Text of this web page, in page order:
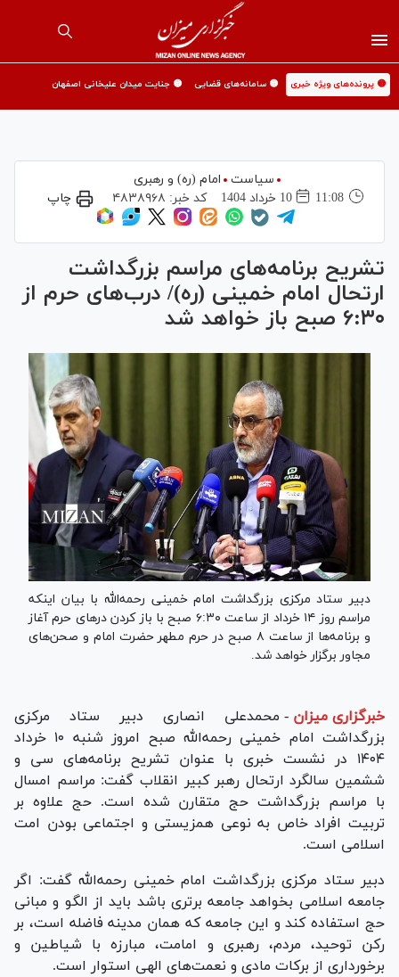
🟡 پرونده‌های ویژه خبری 🟡 سامانه‌های قضایی 🟡 جنایت میدان علیخانی اصفهان
سیاست
امام (ره) و رهبری
11:08
10 خرداد 1404 کد خبر: ۴۸۳۸۹۶۸ چاپ
تشریح برنامه‌های مراسم بزرگداشت
ارتحال امام خمینی (ره)/ درب‌های حرم از
۶:۳۰ صبح باز خواهد شد
دبیر ستاد مرکزی بزرگداشت امام خمینی رحمه‌الله با بیان اینکه
مراسم روز ۱۴ خرداد از ساعت ۶:۳۰ صبح با باز کردن در‌های حرم آغاز
و برنامه‌ها از ساعت ۸ صبح در حرم مطهر حضرت امام و صحن‌های
مجاور برگزار خواهد شد.
خبرگزاری میزان - محمدعلی انصاری دبیر ستاد مرکزی
بزرگداشت امام خمینی رحمه‌الله صبح امروز شنبه ۱۰ خرداد
۱۴۰۴ در نشست خبری با عنوان تشریح برنامه‌های سی و
ششمین سالگرد ارتحال رهبر کبیر انقلاب گفت: مراسم امسال
با مراسم بزرگداشت حج متقارن شده است. حج علاوه بر
تربیت افراد خاص به نوعی همزیستی و اجتماعی بودن امت
اسلامی است.
دبیر ستاد مرکزی بزرگداشت امام خمینی رحمه‌الله گفت: اگر
جامعه اسلامی بخواهد جامعه برتری باشد باید از الگو و مبانی
حج استفاده کند و این جامعه که همان مدینه فاضله است، بر
رکن توحید، مردم، رهبری و امامت، مبارزه با شیاطین و
برخورداری از برکات مادی و نعمت‌های الهی استوار است.